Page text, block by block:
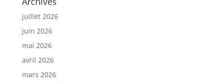
juillet 2026
juin 2026
mai 2026
avril 2026
mars 2026